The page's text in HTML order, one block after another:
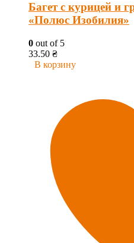
Багет с курицей и
«Полюс Изобилия»
0 out of 5
33.50 ₴
В корзину